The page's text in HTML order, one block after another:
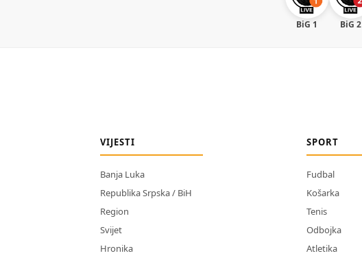
BiG 1 BiG 2
VIJESTI
Banja Luka
Republika Srpska / BiH
Region
Svijet
Hronika
SPORT
Fudbal
Košarka
Tenis
Odbojka
Atletika